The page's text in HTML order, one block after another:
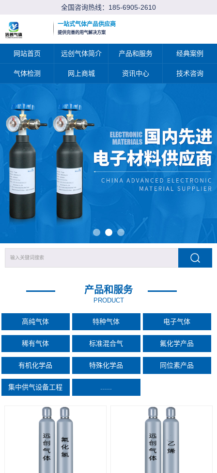
全国咨询热线： 185-6905-2610
一站式气体产品供应商
提供完善的用气解决方案
网站首页 远创气体简介 产品和服务 经典案例
气体检测 网上商城 资讯中心 技术咨询
产品和服务
PRODUCT
高纯气体 特种气体 电子气体
稀有气体 标准混合气 氟化学产品
有机化学品 特殊化学品 同位素产品
集中供气设备工程 ......